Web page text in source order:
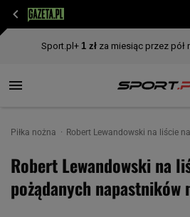
Piłka nożna Robert Lewandowski na liście
Robert Lewandowski na
pożądanych napastników